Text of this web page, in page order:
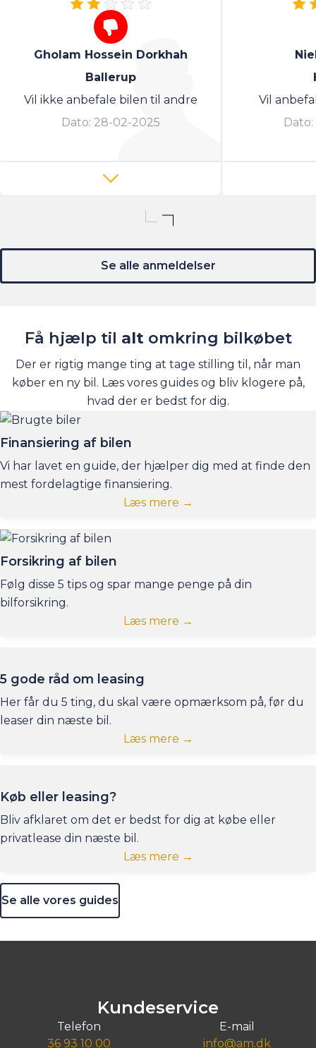
Gholam Hossein Dorkhah
Ballerup
Vil ikke anbefale bilen til andre
Dato: 28-02-2025
Vil
Dato:
Se alle anmeldelser
Få hjælp til alt omkring bilkøbet
Der er rigtig mange ting at tage stilling til, når man
køber en ny bil. Læs vores guides og bliv klogere på,
hvad der er bedst for dig.
Finansiering af bilen
Vi har lavet en guide, der hjælper dig med at finde den
mest fordelagtige finansiering.
Læs mere →
Forsikring af bilen
Følg disse 5 tips og spar mange penge på din
bilforsikring.
Læs mere →
5 gode råd om leasing
Her får du 5 ting, du skal være opmærksom på, før du
leaser din næste bil.
Læs mere →
Køb eller leasing?
Bliv afklaret om det er bedst for dig at købe eller
privatlease din næste bil.
Læs mere →
Se alle vores guides
Kundeservice
Telefon
36 93 10 00
E-mail
info@am.dk